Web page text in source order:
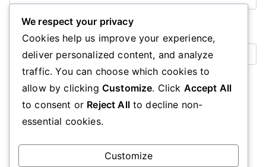
Save my name, email, and website in this browser for the
next time I comment.
We respect your privacy
Cookies help us improve your experience,
deliver personalized content, and analyze
traffic. You can choose which cookies to
allow by clicking Customize. Click Accept All
to consent or Reject Allto decline non-
essential cookies.
Customize